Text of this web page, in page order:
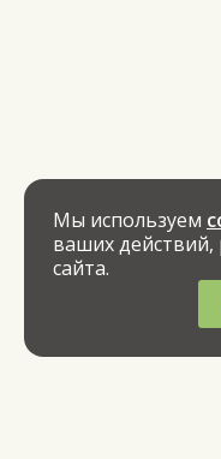
Мы используем
ваших
сайта.